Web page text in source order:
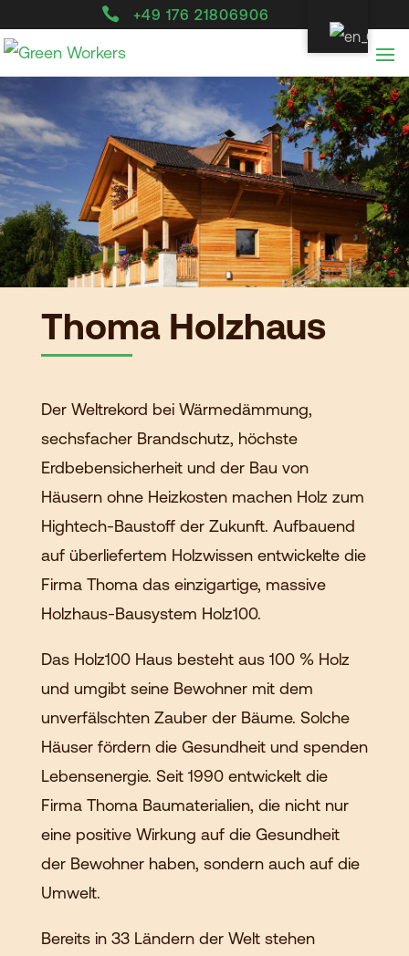
 +49 176 21806906
Thoma Holzhaus
Der Weltrekord bei Wärmedämmung,
sechsfacher Brandschutz, höchste
Erdbebensicherheit und der Bau von
Häusern ohne Heizkosten machen Holz zum
Hightech-Baustoff der Zukunft. Aufbauend
auf überliefertem Holzwissen entwickelte die
Firma Thoma das einzigartige, massive
Holzhaus-Bausystem Holz100.
Das Holz100 Haus besteht aus 100 % Holz
und umgibt seine Bewohner mit dem
unverfälschten Zauber der Bäume. Solche
Häuser fördern die Gesundheit und spenden
Lebensenergie. Seit 1990 entwickelt die
Firma Thoma Baumaterialien, die nicht nur
eine positive Wirkung auf die Gesundheit
der Bewohner haben, sondern auch auf die
Umwelt.
Bereits in 33 Ländern der Welt stehen